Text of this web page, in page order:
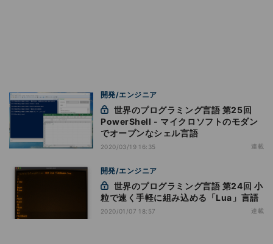
開発/エンジニア
PowerShell - マイクロソフトのモダン
でオープンなシェル言語
2020/03/19 16:35 連載
開発/エンジニア
粒で速く手軽に組み込める「Lua」言語
2020/01/07 18:57 連載